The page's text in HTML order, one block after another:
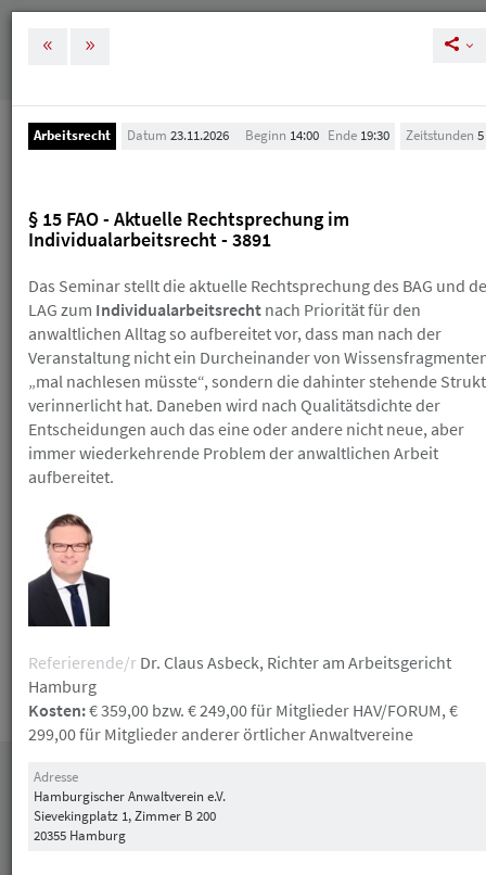
Veranstaltungen
Veranstaltungen an, um Ihre und unsere Planung zu
vereinfachen. Bei einer Stornierung nach der
kostenlosen Absagefrist (in der Regel 10 Tage vor der
Veranstaltung) erhalten Sie einen Gutschein, den Sie
innerhalb eines Jahres für die Buchung eines neuen
HAV-Seminars einlösen können. Sollte Ihnen das
Skript schon zugegangen sein, erhalten Sie einen
Gutschein über die Hälfte des Teilnahmebetrags.
Wenn Sie einen Gutschein erhalten, ist der
ursprüngliche Teilnahmebetrag trotzdem fällig. Einen
ohne vorherige Absage. Die Anmeldung zu einer
kulturellen/ gesellschaftlichen Veranstaltung ist
verbindlich und nicht mehr kostenlos stornierbar.
Die Teilnahmebedingungen finden Siehier.
Datum
Arbeitsrecht Datum 23.11.2026 Beginn 14:00 Ende 19:30 Zeitstunden 5
§ 15 FAO - Aktuelle Rechtsprechung im
Individualarbeitsrecht - 3891
Das Seminar stellt die aktuelle Rechtsprechung des BAG und
LAG zum Individualarbeitsrecht nach Priorität für den
anwaltlichen Alltag so aufbereitet vor, dass man nach der
Veranstaltung nicht ein Durcheinander von
„mal nachlesen müsste“, sondern die dahinter stehende
verinnerlicht hat. Daneben wird nach Qualitätsdichte der
Entscheidungen auch das eine oder andere nicht neue, aber
immer wiederkehrende Problem der anwaltlichen Arbeit
aufbereitet.
Referierende/r Dr. Claus Asbeck, Richter am Arbeitsgericht
Hamburg
Kosten:€ 359,00 bzw. € 249,00 für Mitglieder HAV/FORUM, €
299,00 für Mitglieder anderer örtlicher Anwaltvereine
Adresse
Hamburgischer Anwaltverein e.V.
Sievekingplatz 1, Zimmer B 200
20355 Hamburg